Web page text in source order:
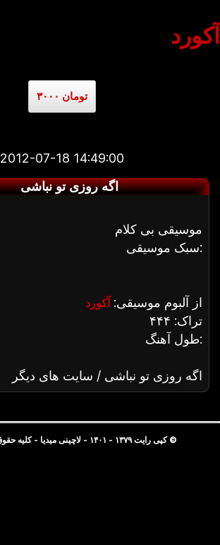
آکورد
۳۰۰۰ تومان
2012-07-18 14:49:00
اگه روزی تو نباشی
موسیقی بی کلام
سبک موسیقی:
از آلبوم موسیقی: آکورد
تراک: ۴۴۴
طول آهنگ:
اگه روزی تو نباشی / سایت های دیگر
© کپی رایت ۱۳۷۹ - ۱۴۰۱ - لاچینی میدیا - کلیه حقوق محفوظ است